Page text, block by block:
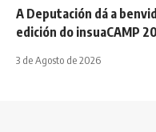
A Deputación dá a
edición do insuaCAMP
3 de Agosto de 2026